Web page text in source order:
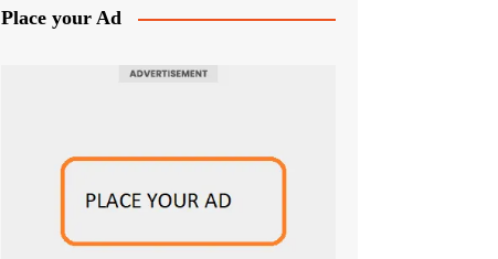
Place your Ad